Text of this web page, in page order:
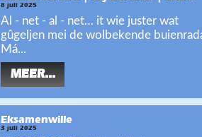
8 juli 2025
Al - net - al - net… it wie juster wat
gûgeljen mei de wolbekende
Má...
MEER...
Eksamenwille
3 juli 2025